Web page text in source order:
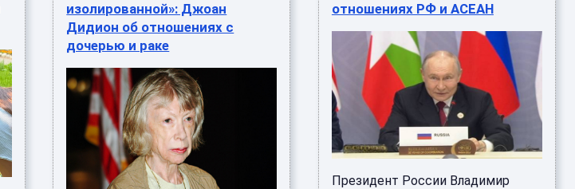
изолированной»: Джоан
Дидион об отношениях с
дочерью и раке
отношениях РФ и АСЕАН
Президент России Владимир